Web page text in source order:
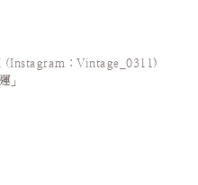
：Vintage_0311)
」